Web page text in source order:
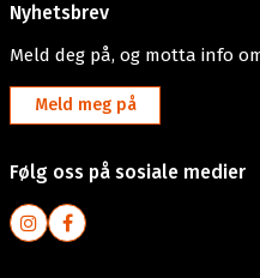
Nyhetsbrev
Meld deg på, og motta info
Meld meg på
Følg oss på sosiale medier